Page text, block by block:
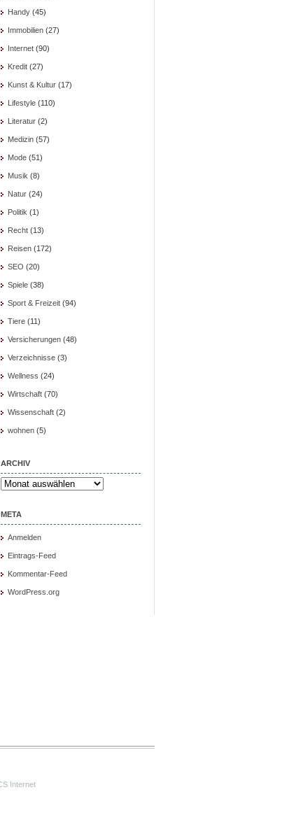
Handy (45)
Immobilien (27)
Internet (90)
Kredit (27)
Kunst & Kultur (17)
Lifestyle (110)
Literatur (2)
Medizin (57)
Mode (51)
Musik (8)
Natur (24)
Politik (1)
Recht (13)
Reisen (172)
SEO (20)
Spiele (38)
Sport & Freizeit (94)
Tiere (11)
Versicherungen (48)
Verzeichnisse (3)
Wellness (24)
Wirtschaft (70)
Wissenschaft (2)
wohnen (5)
ARCHIV
Archiv
META
Anmelden
Eintrags-Feed
Kommentar-Feed
WordPress.org